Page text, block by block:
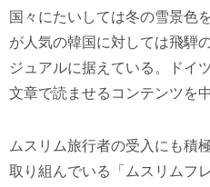
国々にたいしては冬の雪景色
が人気の韓国に対しては飛騨
ジュアルに据えている。ドイ
文章で読ませるコンテンツを
ムスリム旅行者の受入にも積
取り組んでいる「ムスリムフ